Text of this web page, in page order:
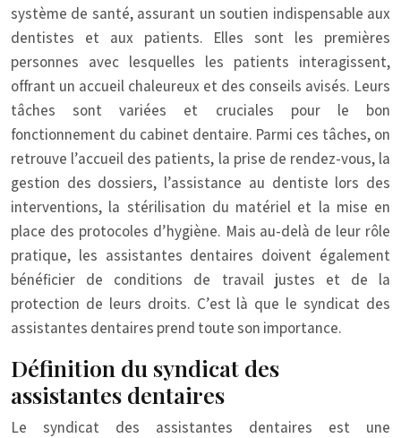
système de santé, assurant un soutien indispensable aux
dentistes et aux patients. Elles sont les premières
personnes avec lesquelles les patients interagissent,
offrant un accueil chaleureux et des conseils avisés. Leurs
tâches sont variées et cruciales pour le bon
fonctionnement du cabinet dentaire. Parmi ces tâches, on
retrouve l’accueil des patients, la prise de rendez-vous, la
gestion des dossiers, l’assistance au dentiste lors des
interventions, la stérilisation du matériel et la mise en
place des protocoles d’hygiène. Mais au-delà de leur rôle
pratique, les assistantes dentaires doivent également
bénéficier de conditions de travail justes et de la
protection de leurs droits. C’est là que le syndicat des
assistantes dentaires prend toute son importance.
Définition du syndicat des
assistantes dentaires
Le syndicat des assistantes dentaires est une